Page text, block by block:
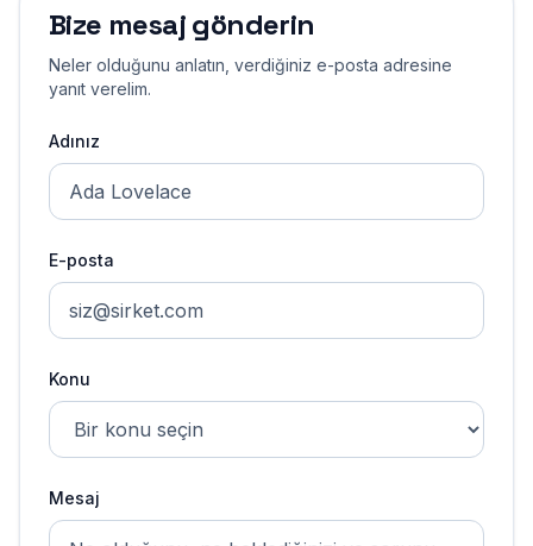
Bize mesaj gönderin
Neler olduğunu anlatın, verdiğiniz e-posta adresine
yanıt verelim.
Adınız
E-posta
Konu
Mesaj